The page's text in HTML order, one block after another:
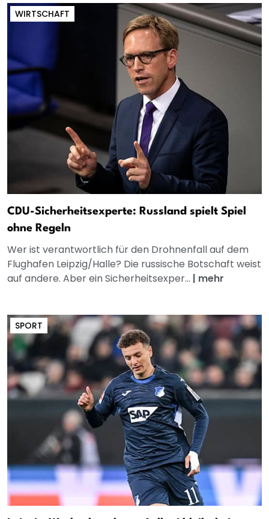
WIRTSCHAFT
CDU-Sicherheitsexperte: Russland spielt Spiel
ohne Regeln
Wer ist verantwortlich für den Drohnenfall auf dem
Flughafen Leipzig/Halle? Die russische Botschaft weist
auf andere. Aber ein Sicherheitsexper... | mehr
SPORT